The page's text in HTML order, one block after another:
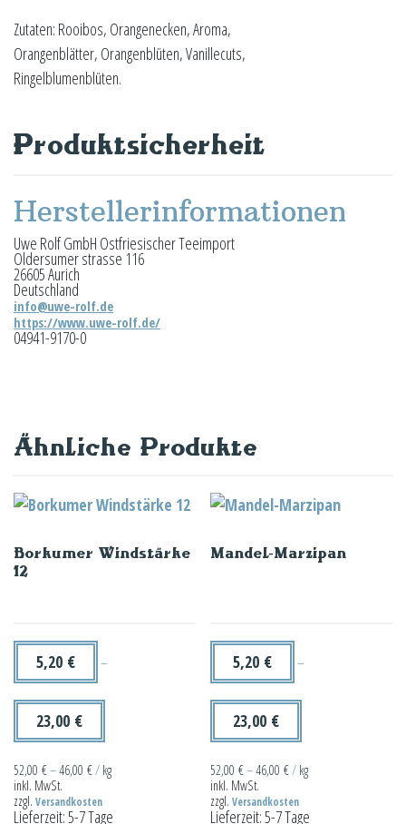
Zutaten: Rooibos, Orangenecken, Aroma,
Orangenblätter, Orangenblüten, Vanillecuts,
Ringelblumenblüten.
Produktsicherheit
Herstellerinformationen
Uwe Rolf GmbH Ostfriesischer Teeimport
Oldersumer strasse 116
26605 Aurich
Deutschland
info@uwe-rolf.de
https://www.uwe-rolf.de/
04941-9170-0
Ähnliche Produkte
Borkumer Windstärke
12
5,20 € –
23,00 €
52,00 €–46,00 €/ kg
inkl. MwSt.
zzgl. Versandkosten
Lieferzeit:5-7 Tage
Mandel-Marzipan
5,20 € –
23,00 €
52,00€–46,00€/ kg
inkl. MwSt.
zzgl.Versandkosten
Lieferzeit:5-7 Tage